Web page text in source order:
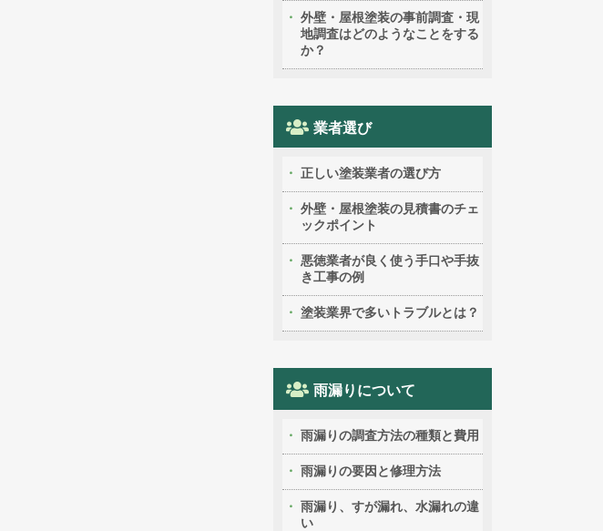
外壁・屋根塗装の事前調査・現
地調査はどのようなことをする
か？
業者選び
正しい塗装業者の選び方
外壁・屋根塗装の見積書のチェ
ックポイント
悪徳業者が良く使う手口や手抜
き工事の例
塗装業界で多いトラブルとは？
雨漏りについて
雨漏りの調査方法の種類と費用
雨漏りの要因と修理方法
雨漏り、すが漏れ、水漏れの違
い